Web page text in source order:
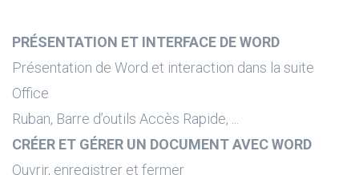
PRÉSENTATION ET INTERFACE DE WORD
Présentation de Word et interaction dans la suite
Office
Ruban, Barre d’outils Accès Rapide, ...
CRÉER ET GÉRER UN DOCUMENT AVEC WORD
Ouvrir, enregistrer et fermer